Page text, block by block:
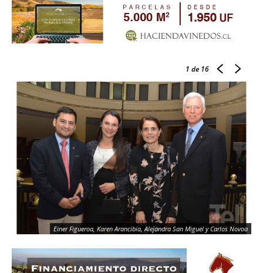
1 de 16
Einer Figueroa, Karen Arancibia, Alejandra San Miguel y Carlos Novoa